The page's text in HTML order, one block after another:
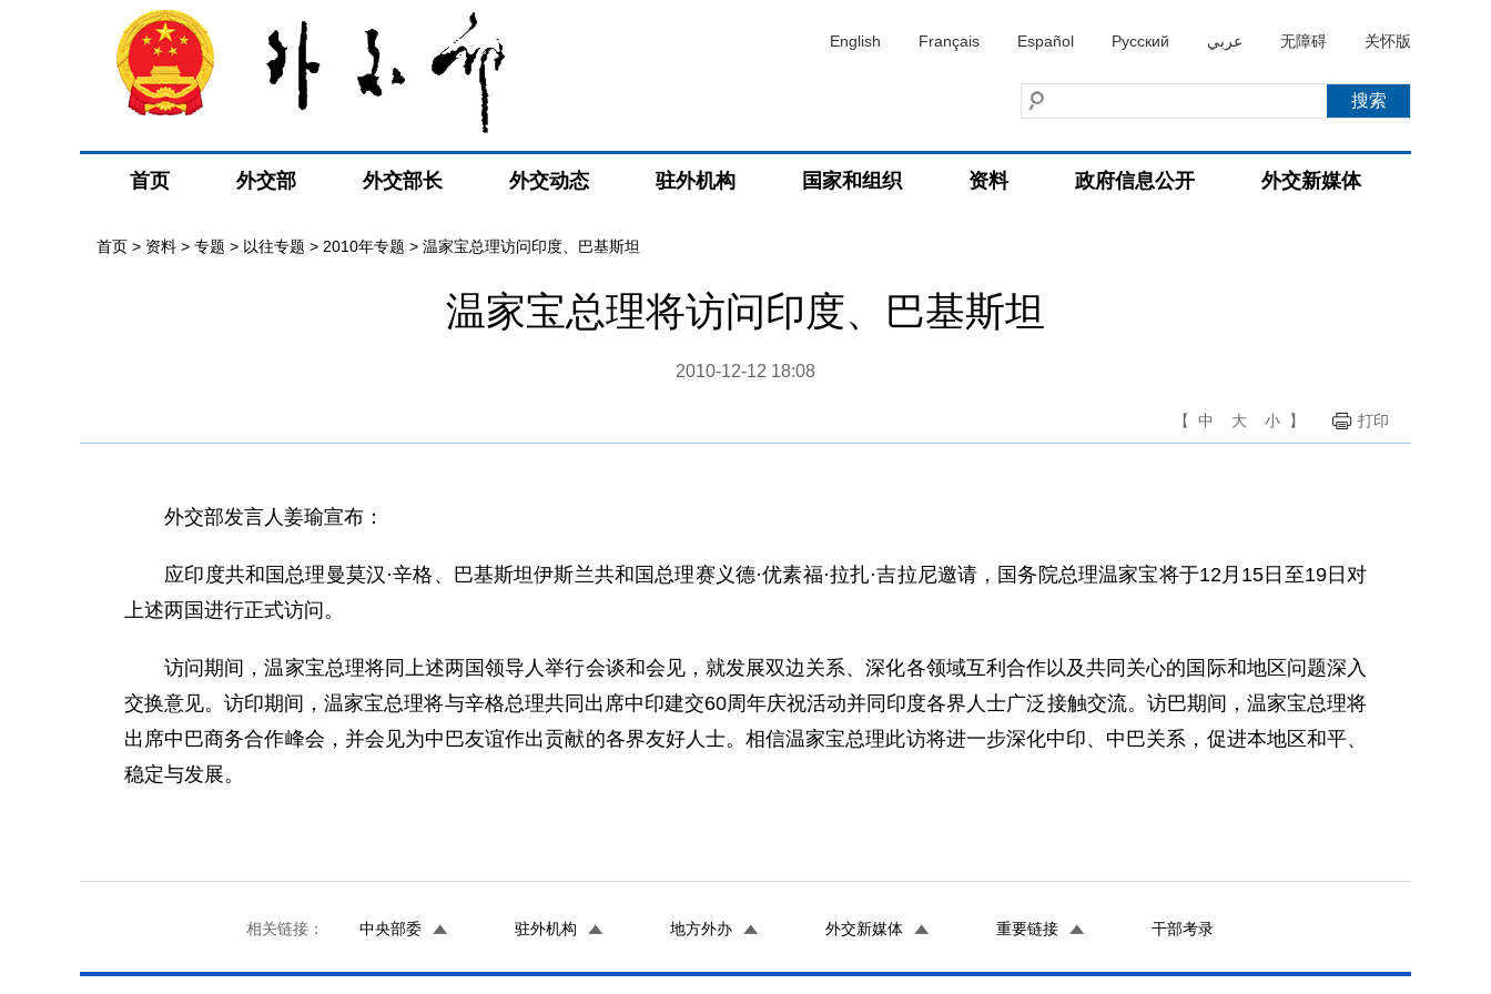
English Français Español Русский عربي 无障碍 关怀版
首页 外交部 外交部长 外交动态 驻外机构 国家和组织 资料 政府信息公开 外交新媒体
首页 > 资料 > 专题 > 以往专题 > 2010年专题 > 温家宝总理访问印度、巴基斯坦
温家宝总理将访问印度、巴基斯坦
2010-12-12 18:08
【 中 大 小 】 打印
外交部发言人姜瑜宣布：
应印度共和国总理曼莫汉·辛格、巴基斯坦伊斯兰共和国总理赛义德·优素福·拉扎·吉拉尼邀请，国务院总理温家宝将于12月15日至19日对
上述两国进行正式访问。
访问期间，温家宝总理将同上述两国领导人举行会谈和会见，就发展双边关系、深化各领域互利合作以及共同关心的国际和地区问题深入
交换意见。访印期间，温家宝总理将与辛格总理共同出席中印建交60周年庆祝活动并同印度各界人士广泛接触交流。访巴期间，温家宝总理将
出席中巴商务合作峰会，并会见为中巴友谊作出贡献的各界友好人士。相信温家宝总理此访将进一步深化中印、中巴关系，促进本地区和平、
稳定与发展。
相关链接： 中央部委 驻外机构 地方外办 外交新媒体 重要链接 干部考录